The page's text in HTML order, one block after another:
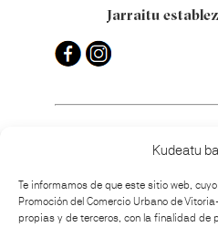
Kudeatu
Te informamos de que este sitio web,
Promoción del Comercio Urbano de
propias y de terceros, con la finalidad de
Jarraitu
Nola